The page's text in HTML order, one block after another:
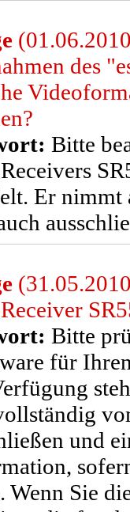
des
Bitte
Er nimmt
Bitte
für
und
Wenn Sie